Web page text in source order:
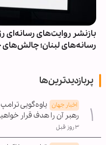
بازنشر روایت‌های رسانه‌ای
رسانه‌های لبنان؛ چالش‌های
پربازدیدترین‌ها
اخبار جهان یاوه‌گویی ترامپ
رهبر آن را هدف قرار
۳ روز قبل